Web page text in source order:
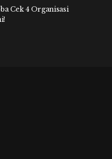
Cek 4 Organisasi